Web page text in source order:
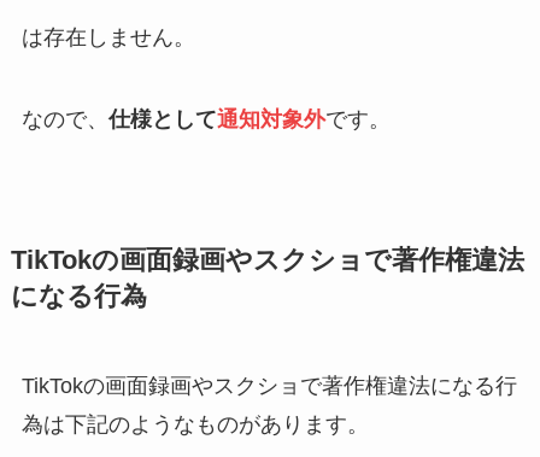
は存在しません。
なので、 仕様として通知対象外です。
TikTokの画面録画やスクショで著作権違法
になる行為
TikTokの画面録画やスクショで著作権違法になる行
為は下記のようなものがあります。